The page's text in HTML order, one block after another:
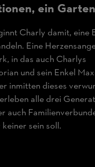
ein Garten
Charly damit, eine
Eine
in das auch Charlys
und sein Enkel
inmitten dieses
alle drei
auch
sein soll.